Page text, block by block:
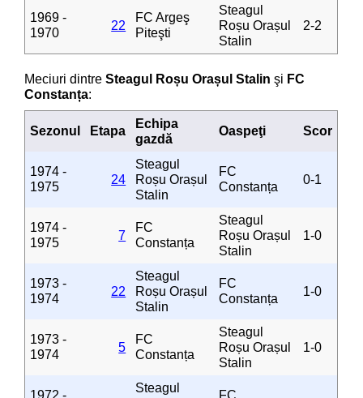
1969 -
1970
22
FC Argeş
Piteşti
Steagul
Roșu Orașul
Stalin
2-2
Meciuri dintreSteagul Roșu Orașul Stalin şi FC
Constanța:
Sezonul Etapa
Echipa
gazdă
Oaspeţi Scor
1974 -
1975
24
Steagul
Roșu Orașul
Stalin
FC
Constanța
0-1
1974 -
1975
7
FC
Constanța
Steagul
Roșu Orașul
Stalin
1-0
1973 -
1974
22
Steagul
Roșu Orașul
Stalin
FC
Constanța
1-0
1973 -
1974
5
FC
Constanța
Steagul
Roșu Orașul
Stalin
1-0
1972 -
Steagul
FC